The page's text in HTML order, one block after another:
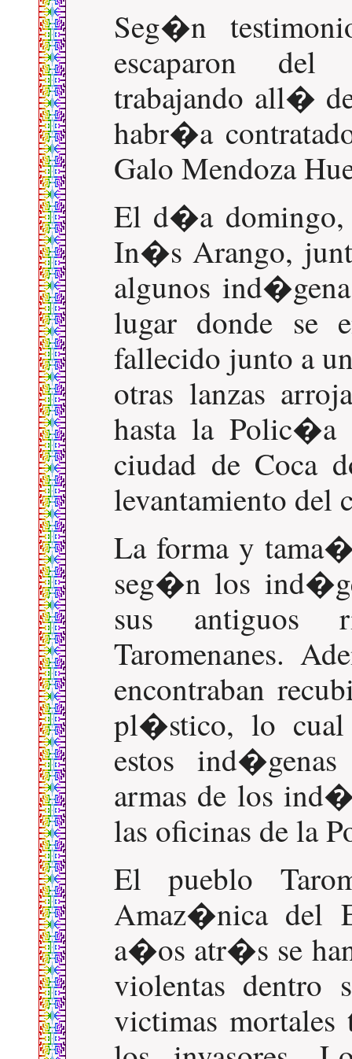
Seg�n
escaparon del
trabajando all�
habr�a
Galo Mendoza
El d�a
In�s Arango,
algunos
lugar donde se
fallecido junto a
otras lanzas
hasta la Polic�a
ciudad de Coca
levantamiento del
La forma y
seg�n los
sus antiguos
Taromenanes.
encontraban
pl�stico, lo cual
estos
armas de los
las oficinas de la
El pueblo
Amaz�nica del
a�os atr�s se
violentas dentro
victimas mortales